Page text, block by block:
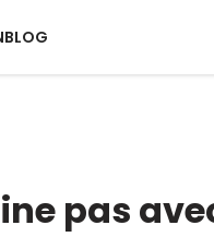
BLOG
pas